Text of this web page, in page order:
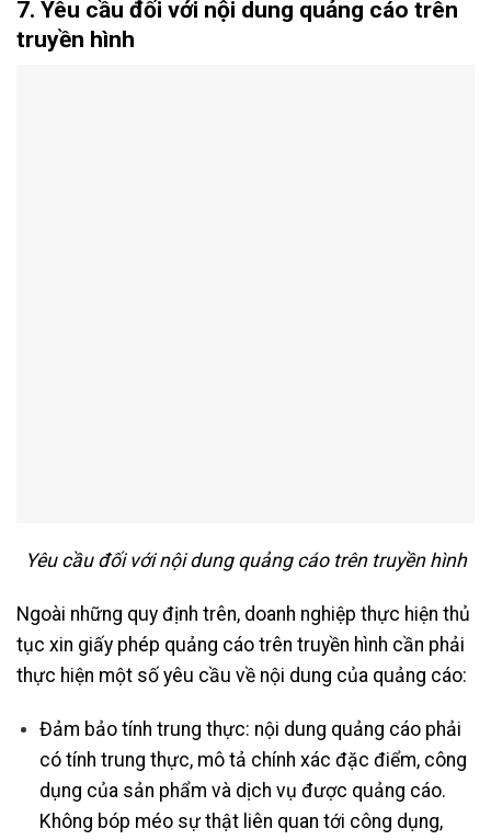
7. Yêu cầu đối với nội dung quảng cáo trên
truyền hình
Yêu cầu đối với nội dung quảng cáo trên truyền hình
Ngoài những quy định trên, doanh nghiệp thực hiện thủ
tục xin giấy phép quảng cáo trên truyền hình cần phải
thực hiện một số yêu cầu về nội dung của quảng cáo:
Đảm bảo tính trung thực: nội dung quảng cáo phải
có tính trung thực, mô tả chính xác đặc điểm, công
dụng của sản phẩm và dịch vụ được quảng cáo.
Không bóp méo sự thật liên quan tới công dụng,